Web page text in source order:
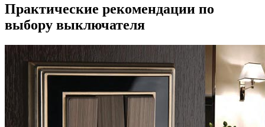
Практические рекомендации по
выбору выключателя